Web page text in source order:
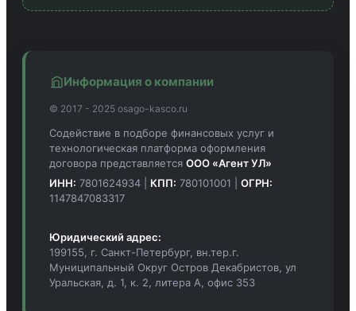
Информация о компании
© 2017 - 2025 osago-kasco.ru
Содействие в подборе финансовых услуг и
технологическая платформа оформления
договора представляется ООО «Агент УЛ»
ИНН: 7801624934 | КПП: 780101001 | ОГРН:
1147847083317
Юридический адрес:
199155, г. Санкт-Петербург, вн.тер.г.
Муниципальный Округ Остров Декабристов, ул
Уральская, д. 1, к. 2, литера А, офис 353